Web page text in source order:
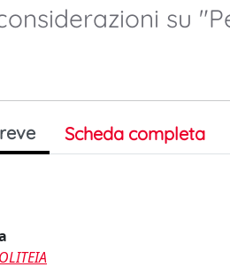
su
Scheda completa